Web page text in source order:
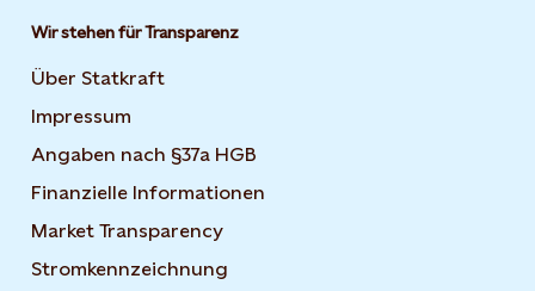
Wir stehen für Transparenz
Über Statkraft
Impressum
Angaben nach §37a HGB
Finanzielle Informationen
Market Transparency
Stromkennzeichnung